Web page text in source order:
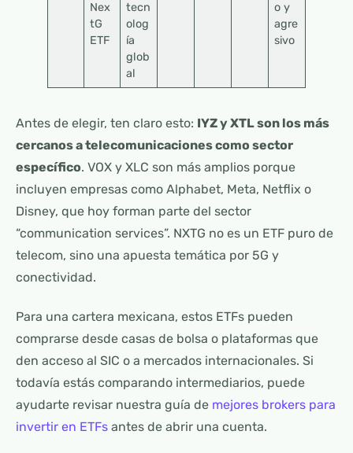
Nex
tG
ETF
tecn
olog
ía
glob
al
o y
agre
sivo
Antes de elegir, ten claro esto: IYZ y XTL son los más
cercanos a telecomunicaciones como sector
específico. VOX y XLC son más amplios porque
incluyen empresas como Alphabet, Meta, Netflix o
Disney, que hoy forman parte del sector
“communication services”. NXTG no es un ETF puro de
telecom, sino una apuesta temática por 5G y
conectividad.
Para una cartera mexicana, estos ETFs pueden
comprarse desde casas de bolsa o plataformas que
den acceso al SIC o a mercados internacionales. Si
todavía estás comparando intermediarios, puede
ayudarte revisar nuestra guía de mejores brokers para
invertir en ETFs antes de abrir una cuenta.